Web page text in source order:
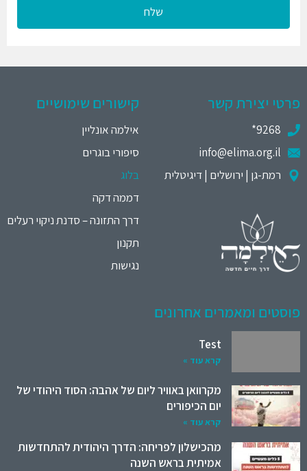
שלח
פרטי יצירת קשר
9268*
info@elima.org.il
רמת-גן | ירושלים | דיגיטלית
קישורים שימושיים
אילמה אונליין
סיפורי בוגרים
בלוג
דממה דקה
דרך התזונה – סדנת ניקוי רעלים
תקנון
נגישות
פוסטים ומאמרים אחרונים
Test
קרא עוד »
מקרוואן באוויר ליום של אהבה: הסוד היהודי של
יום הכיפורים
קרא עוד »
מהכישלון לפריחה: הדרך היהודית להתחדשות
אמיתית בראש השנה